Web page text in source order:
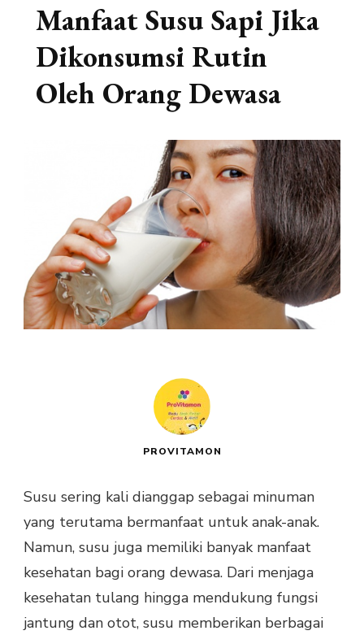
Manfaat Susu Sapi Jika
Dikonsumsi Rutin
Oleh Orang Dewasa
PROVITAMON
Susu sering kali dianggap sebagai minuman
yang terutama bermanfaat untuk anak-anak.
Namun, susu juga memiliki banyak manfaat
kesehatan bagi orang dewasa. Dari menjaga
kesehatan tulang hingga mendukung fungsi
jantung dan otot, susu memberikan berbagai